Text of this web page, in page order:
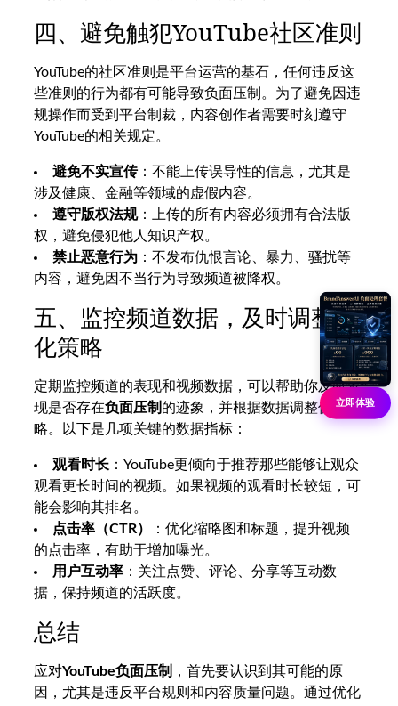
四、避免触犯YouTube社区准则
YouTube的社区准则是平台运营的基石，任何违反这
些准则的行为都有可能导致负面压制。为了避免因违
规操作而受到平台制裁，内容创作者需要时刻遵守
YouTube的相关规定。
避免不实宣传：不能上传误导性的信息，尤其是
涉及健康、金融等领域的虚假内容。
遵守版权法规：上传的所有内容必须拥有合法版
权，避免侵犯他人知识产权。
禁止恶意行为 ：不发布仇恨言论、暴力、骚扰等
内容，避免因不当行为导致频道被降权。
五、监控频道数据，及时调整优
化策略
定期监控频道的表现和视频数据，可以帮助你及时发
现是否存在负面压制 的迹象，并根据数据调整优化策
略。以下是几项关键的数据指标：
观看时长 ：YouTube更倾向于推荐那些能够让观众
观看更长时间的视频。如果视频的观看时长较短，可
能会影响其排名。
点击率（CTR）
：优化缩略图和标题，提升视频
的点击率，有助于增加曝光。
用户互动率 ：关注点赞、评论、分享等互动数
据，保持频道的活跃度。
总结
应对YouTube负面压制
，首先要认识到其可能的原
因，尤其是违反平台规则和内容质量问题。通过优化
立即体验